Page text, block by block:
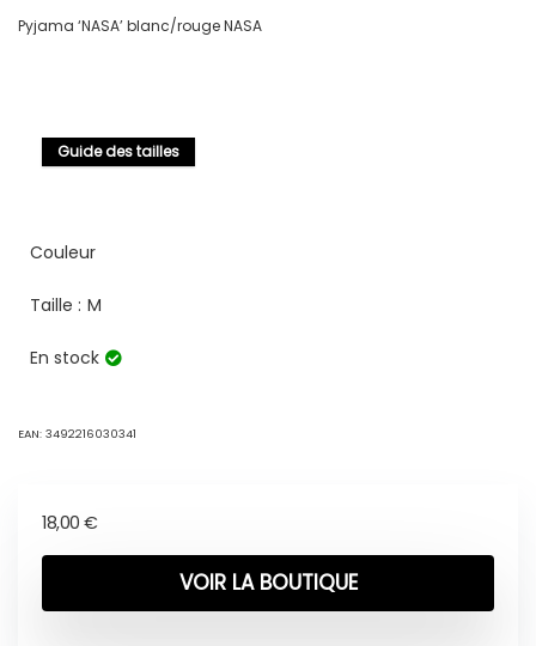
Pyjama ‘NASA’ blanc/rouge NASA
Guide des tailles
Couleur
Taille : M
En stock
EAN: 3492216030341
18,00 €
VOIR LA BOUTIQUE